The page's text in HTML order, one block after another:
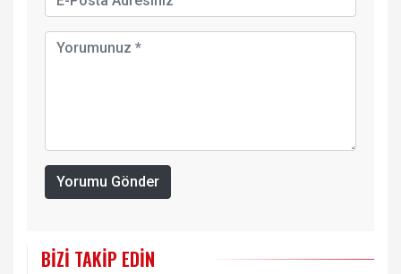
Yorumu Gönder
BIZI TAKIP EDIN